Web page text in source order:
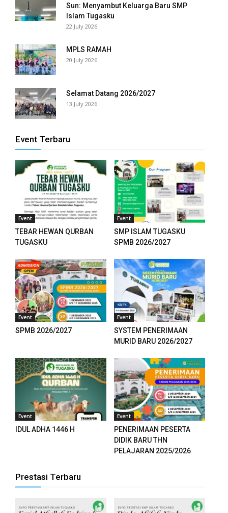
panel
panel
panel
panel
panel
panel
panel
panel
panel
panel
panel
panel
Sun: Menyambut Keluarga Baru SMP
Islam Tugasku
22 July 2026
MPLS RAMAH
20 July 2026
Selamat Datang 2026/2027
13 July 2026
Event Terbaru
Event
TEBAR HEWAN QURBAN
TUGASKU
Event
SMP ISLAM TUGASKU
SPMB 2026/2027
Event
SPMB 2026/2027
Event
SYSTEM PENERIMAAN
MURID BARU 2026/2027
Event
IDUL ADHA 1446 H
Event
PENERIMAAN PESERTA
DIDIK BARU THN
PELAJARAN 2025/2026
Prestasi Terbaru